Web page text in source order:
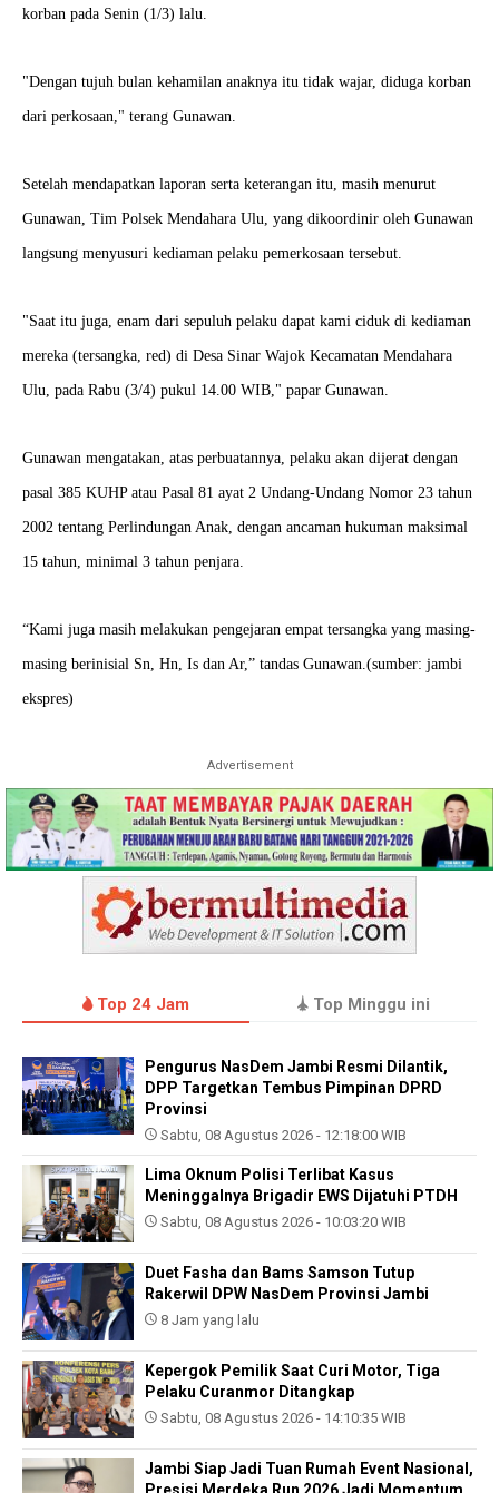
korban pada Senin (1/3) lalu.
"Dengan tujuh bulan kehamilan anaknya itu tidak wajar, diduga korban
dari perkosaan," terang Gunawan.
Setelah mendapatkan laporan serta keterangan itu, masih menurut
Gunawan, Tim Polsek Mendahara Ulu, yang dikoordinir oleh Gunawan
langsung menyusuri kediaman pelaku pemerkosaan tersebut.
"Saat itu juga, enam dari sepuluh pelaku dapat kami ciduk di kediaman
mereka (tersangka, red) di Desa Sinar Wajok Kecamatan Mendahara
Ulu, pada Rabu (3/4) pukul 14.00 WIB," papar Gunawan.
Gunawan mengatakan, atas perbuatannya, pelaku akan dijerat dengan
pasal 385 KUHP atau Pasal 81 ayat 2 Undang-Undang Nomor 23 tahun
2002 tentang Perlindungan Anak, dengan ancaman hukuman maksimal
15 tahun, minimal 3 tahun penjara.
“Kami juga masih melakukan pengejaran empat tersangka yang masing-
masing berinisial Sn, Hn, Is dan Ar,” tandas Gunawan.(sumber: jambi
ekspres)
Advertisement
Top 24 Jam Top Minggu ini
Pengurus NasDem Jambi Resmi Dilantik,
DPP Targetkan Tembus Pimpinan DPRD
Provinsi
Sabtu, 08 Agustus 2026 - 12:18:00 WIB
Lima Oknum Polisi Terlibat Kasus
Meninggalnya Brigadir EWS Dijatuhi PTDH
Sabtu, 08 Agustus 2026 - 10:03:20 WIB
Duet Fasha dan Bams Samson Tutup
Rakerwil DPW NasDem Provinsi Jambi
8 Jam yang lalu
Kepergok Pemilik Saat Curi Motor, Tiga
Pelaku Curanmor Ditangkap
Sabtu, 08 Agustus 2026 - 14:10:35 WIB
Jambi Siap Jadi Tuan Rumah Event Nasional,